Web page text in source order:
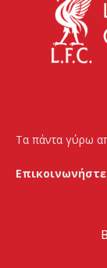
Τα πάντα γύρω